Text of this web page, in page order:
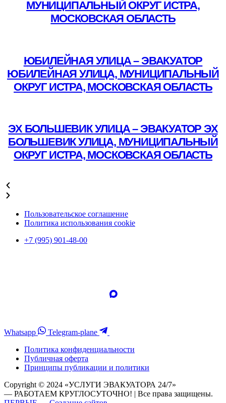
МУНИЦИПАЛЬНЫЙ ОКРУГ ИСТРА,
МОСКОВСКАЯ ОБЛАСТЬ
ЮБИЛЕЙНАЯ УЛИЦА – ЭВАКУАТОР
ЮБИЛЕЙНАЯ УЛИЦА, МУНИЦИПАЛЬНЫЙ
ОКРУГ ИСТРА, МОСКОВСКАЯ ОБЛАСТЬ
ЭХ БОЛЬШЕВИК УЛИЦА – ЭВАКУАТОР ЭХ
БОЛЬШЕВИК УЛИЦА, МУНИЦИПАЛЬНЫЙ
ОКРУГ ИСТРА, МОСКОВСКАЯ ОБЛАСТЬ
Пользовательское соглашение
Политика использования cookie
+7 (995) 901-48-00
Whatsapp
Telegram-plane
Политика конфиденциальности
Публичная оферта
Принципы публикации и политики
Copyright © 2024 «УСЛУГИ ЭВАКУАТОРА 24/7»
— РАБОТАЕМ КРУГЛОСУТОЧНО! | Все права защищены.